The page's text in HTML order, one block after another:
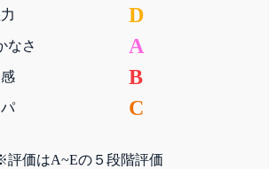
なさ
D
A
B
C
評価はA~Eの５段階評価